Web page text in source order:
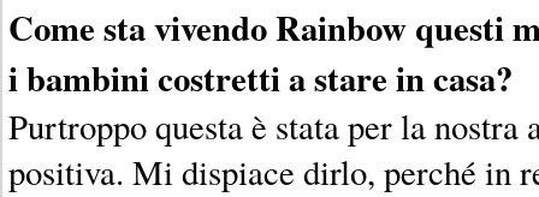
Come sta vivendo Rainbow questi
i bambini costretti a stare in casa?
Purtroppo questa è stata per la nostra
positiva. Mi dispiace dirlo, perché in